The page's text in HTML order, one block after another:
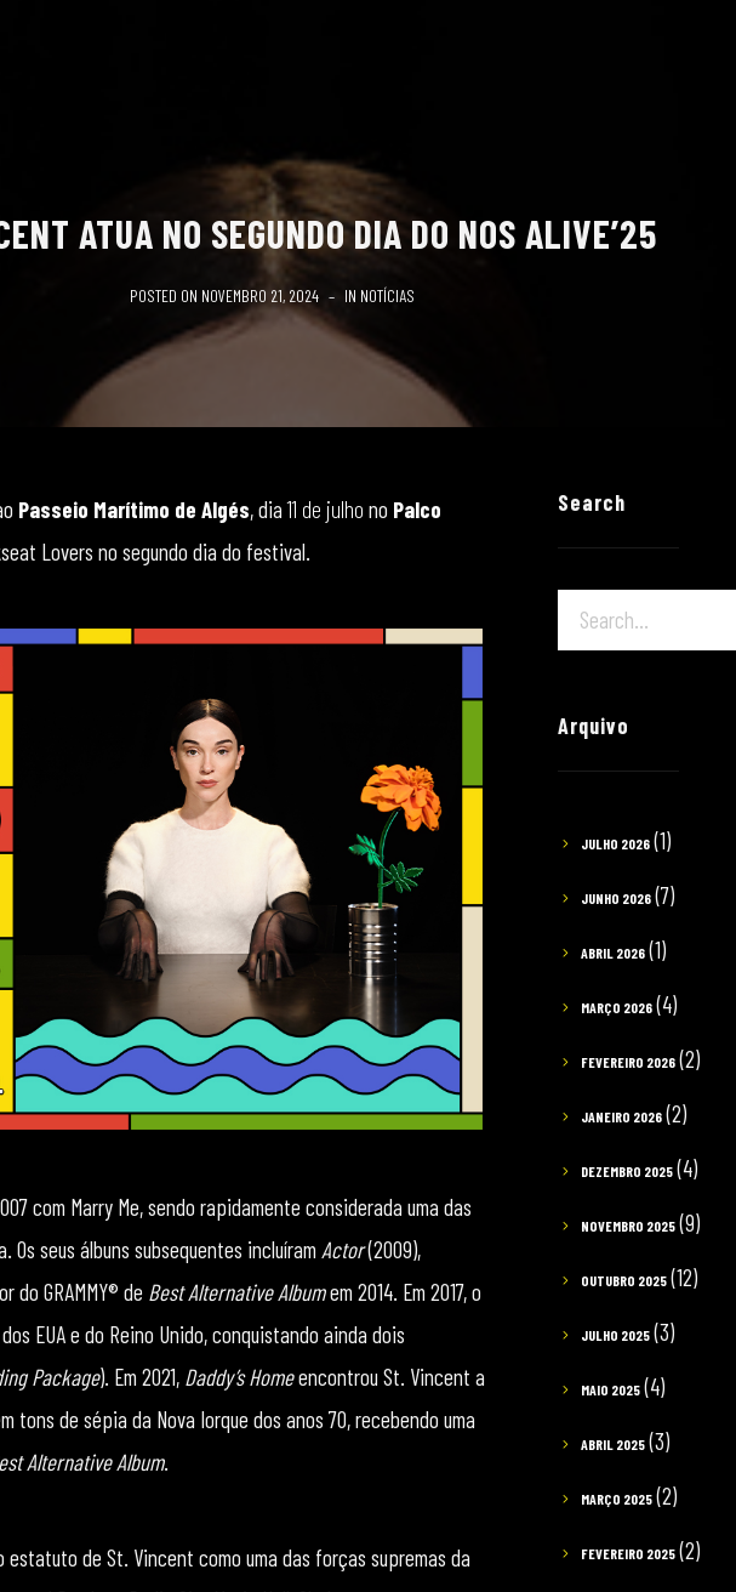
ATUA NO SEGUNDO DIA DO NOS ALIVE’25
POSTED ON NOVEMBRO 21, 2024 IN NOTÍCIAS
Passeio Marítimo de Algés, dia11 de julho no Palco
Lovers no segundo dia do festival.
com Marry Me, sendo rapidamente considerada uma das
seus álbuns subsequentes incluíram Actor(2009),
do GRAMMY® de Best Alternative Albumem 2014. Em 2017, o
EUA e do Reino Unido, conquistando ainda dois
Package). Em 2021, Daddy’s Homeencontrou St. Vincent a
tons de sépia da Nova Iorque dos anos 70, recebendo uma
Alternative Album.
estatuto de St. Vincent como uma das forças supremas da
Search
Arquivo
JULHO 2026 (1)
JUNHO 2026 (7)
ABRIL 2026 (1)
MARÇO 2026 (4)
FEVEREIRO 2026 (2)
JANEIRO 2026 (2)
DEZEMBRO 2025 (4)
NOVEMBRO 2025 (9)
OUTUBRO 2025 (12)
JULHO 2025 (3)
MAIO 2025 (4)
ABRIL 2025 (3)
MARÇO 2025 (2)
FEVEREIRO 2025 (2)